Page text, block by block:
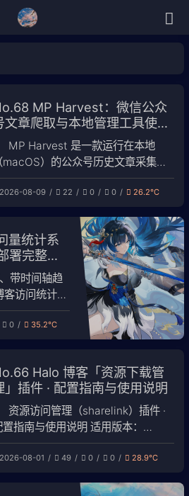
MP Harvest：微信公众
文章爬取与本地管理工具使用
指南MP Harvest 是一款运行在本地
macOS）的公众号历史文章采集与
理工具：抓取一次微信凭证，即可批
拉取历史文章、按自己的原则用 AI
录说明页。账号、凭证与文章数据全
保存在本机，不上传任何第三方。
、功能特性 凭证采集：通过本地抓
动捕获微信
2026-08-09 22 0 0 26.2℃
量统计系
署完整教
带时间轴趋
访问统计系
给出完整配
网服务器，
你将获得 每
长、跳出率
趋势图 访客
0 35.2℃
Halo 博客「资源下载管
」插件 · 配置指南与使用说明
资源访问管理（sharelink）插件 ·
置指南与使用说明 适用版本：
1.3.x / Halo ≥ 2.22（已在
Pro 2.25.4 实测） 本文配合截图
2026-08-01 49 0 0 28.9℃